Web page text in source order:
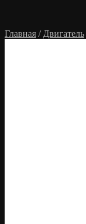
Главная / Двигатель